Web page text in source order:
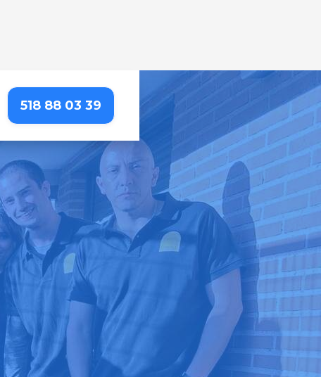
518 88 03 39
que resalta
88 03 39